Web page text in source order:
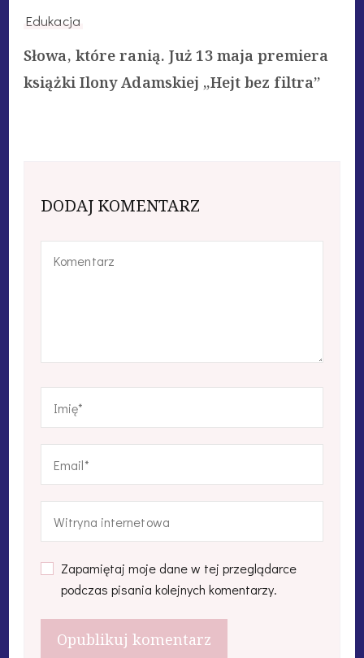
Edukacja
Słowa, które ranią. Już 13 maja premiera
książki Ilony Adamskiej „Hejt bez filtra”
DODAJ KOMENTARZ
Zapamiętaj moje dane w tej przeglądarce
podczas pisania kolejnych komentarzy.